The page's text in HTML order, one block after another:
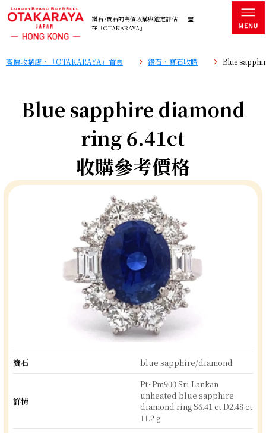
鑽石･寶石的高價收購與鑑定評估——盡
在「OTAKARAYA」
高價收購店・「OTAKARAYA」首頁 鑽石・寶石收購 Blue
Blue sapphire diamond
ring 6.41ct
收購參考價格
寶石 blue sapphire/diamond
詳情
Pt･Pm900 Sri Lankan
unheated blue sapphire
diamond ring S6.41 ct D2.48 ct
11.2 g